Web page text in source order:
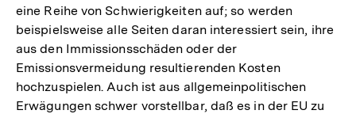
eine Reihe von Schwierigkeiten auf; so werden
beispielsweise alle Seiten daran interessiert sein, ihre
aus den Immissionsschäden oder der
Emissionsvermeidung resultierenden Kosten
hochzuspielen. Auch ist aus allgemeinpolitischen
Erwägungen schwer vorstellbar, daß es in der EU zu